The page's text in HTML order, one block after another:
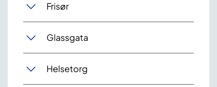
Frisør
Glassgata
Helsetorg